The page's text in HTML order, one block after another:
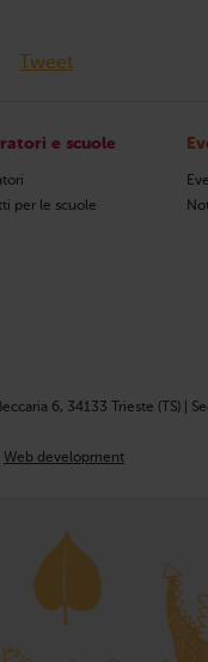
Tweet
e scuole
per le scuole
6, 34133 Trieste (TS) |
Web development